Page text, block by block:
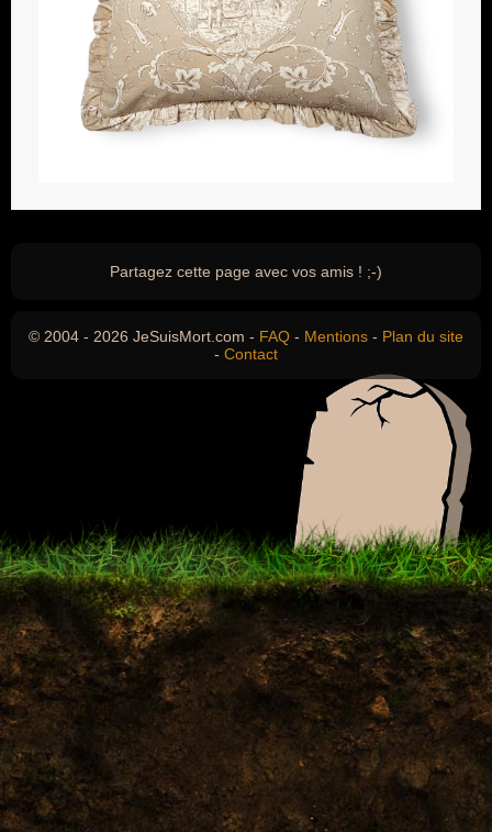
Partagez cette page avec vos amis ! ;-)
© 2004 - 2026 JeSuisMort.com - FAQ - Mentions - Plan du site
- Contact